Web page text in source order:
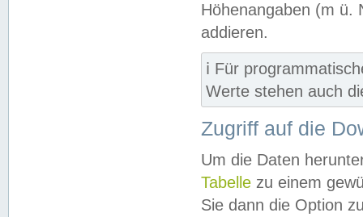
Höhenangaben (m ü.
addieren.
ℹ️ Für
Werte stehen auch
Zugriff auf die
Um die Daten
Tabelle zu einem
Sie dann die Option